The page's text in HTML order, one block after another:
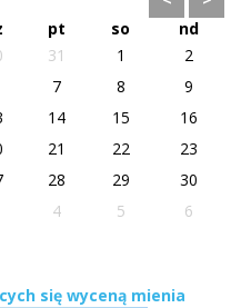
pt so
nd
31 1
2
7 8
9
14 15
16
21 22
23
28 29
30
4 5 6
się wyceną mienia